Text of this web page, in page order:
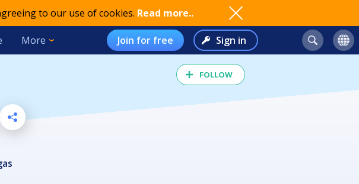
to our use of cookies. Read more..
More Join for free Sign in
FOLLOW